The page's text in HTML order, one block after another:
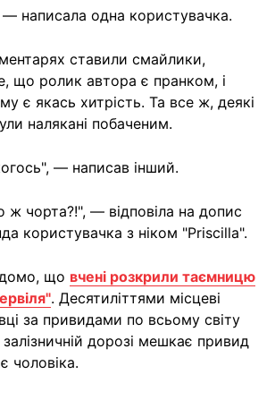
написала одна користувачка.
ставили смайлики,
що ролик автора є пранком, і
є якась хитрість. Та все ж, деякі
налякані побаченим.
— написав інший.
ж чорта?!", — відповіла на допис
користувачка з ніком "Priscilla".
що вчені розкрили таємницю
. Десятиліттями місцеві
за привидами по всьому світу
дорозі мешкає привид
чоловіка.